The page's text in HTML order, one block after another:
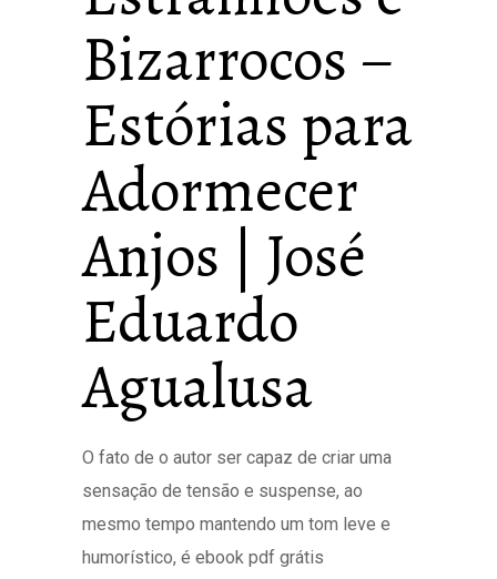
Bizarrocos –
Estórias para
Adormecer
Anjos | José
Eduardo
Agualusa
O fato de o autor ser capaz de criar uma
sensação de tensão e suspense, ao
mesmo tempo mantendo um tom leve e
humorístico, é ebook pdf grátis